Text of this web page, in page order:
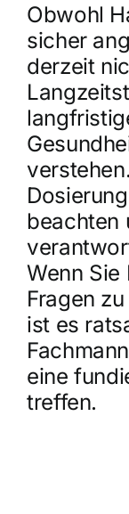
Obwohl
sicher
derzeit
beachten
Wenn Sie
Fragen
ist es
eine
treffen.